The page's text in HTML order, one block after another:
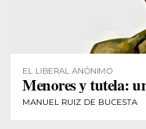
EL LIBERAL ANÓNIMO
Menores y tutela:
MANUEL RUIZ DE BUCESTA